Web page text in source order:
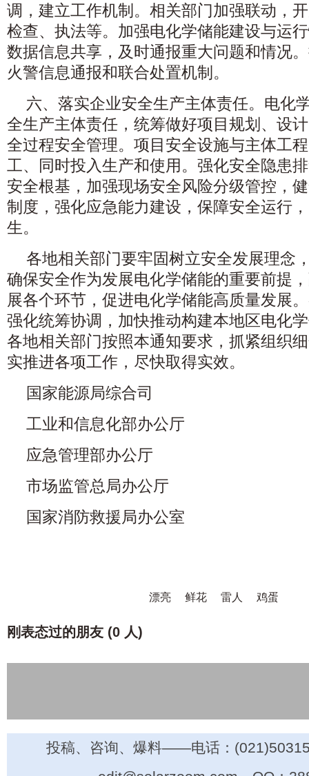
调，建立工作机制。相关部门加强联动，
检查、执法等。加强电化学储能建设与运
数据信息共享，及时通报重大问题和情况
火警信息通报和联合处置机制。
六、落实企业安全生产主体责任。电化
全生产主体责任，统筹做好项目规划、设
全过程安全管理。项目安全设施与主体工
工、同时投入生产和使用。强化安全隐患
安全根基，加强现场安全风险分级管控，
制度，强化应急能力建设，保障安全运行
生。
各地相关部门要牢固树立安全发展理念
确保安全作为发展电化学储能的重要前提
展各个环节，促进电化学储能高质量发展
强化统筹协调，加快推动构建本地区电化
各地相关部门按照本通知要求，抓紧组织
实推进各项工作，尽快取得实效。
国家能源局综合司
工业和信息化部办公厅
应急管理部办公厅
市场监管总局办公厅
国家消防救援局办公室
漂亮 鲜花 雷人 鸡蛋
刚表态过的朋友 (0 人)
投稿、咨询、爆料——电话：